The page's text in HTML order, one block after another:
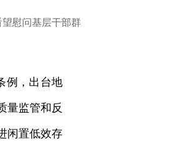
慰问基层干部群
例，出台地
量监管和反
闲置低效存